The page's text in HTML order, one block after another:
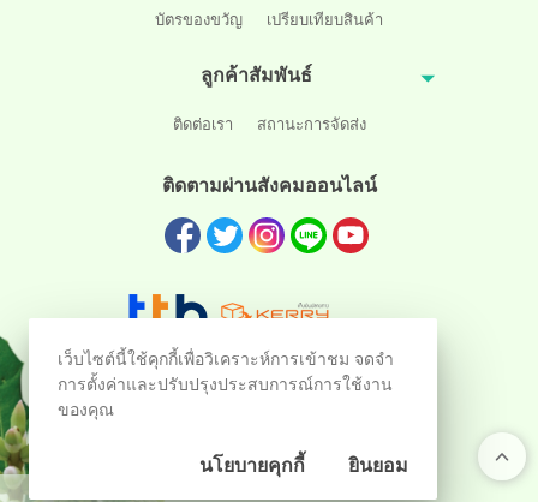
บัตรของขวัญ
เปรียบเทียบสินค้า
ลูกค้าสัมพันธ์
ติดต่อเรา สถานะการจัดส่ง
ติดตามผ่านสังคมออนไลน์
เว็บไซต์นี้ใช้คุกกี้เพื่อวิเคราะห์การเข้าชม จดจำ
การตั้งค่าและปรับปรุงประสบการณ์การใช้งาน
ของคุณ
นโยบายคุกกี้ ยินยอม